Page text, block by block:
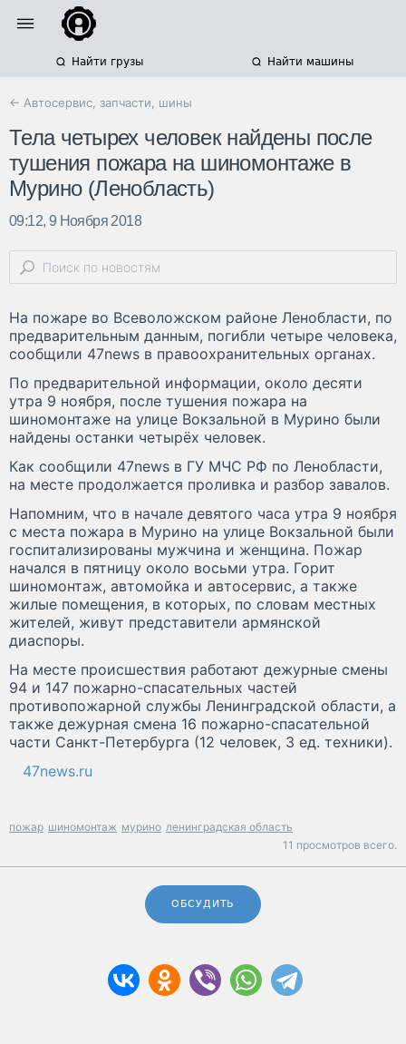
Найти грузы Найти машины
← Автосервис, запчасти, шины
Тела четырех человек найдены после
тушения пожара на шиномонтаже в
Мурино (Ленобласть)
09:12, 9 Ноября 2018
На пожаре во Всеволожском районе Ленобласти, по
предварительным данным, погибли четыре человека,
сообщили 47news в правоохранительных органах.
По предварительной информации, около десяти
утра 9 ноября, после тушения пожара на
шиномонтаже на улице Вокзальной в Мурино были
найдены останки четырёх человек.
Как сообщили 47news в ГУ МЧС РФ по Ленобласти,
на месте продолжается проливка и разбор завалов.
Напомним, что в начале девятого часа утра 9 ноября
с места пожара в Мурино на улице Вокзальной были
госпитализированы мужчина и женщина. Пожар
начался в пятницу около восьми утра. Горит
шиномонтаж, автомойка и автосервис, а также
жилые помещения, в которых, по словам местных
жителей, живут представители армянской
диаспоры.
На месте происшествия работают дежурные смены
94 и 147 пожарно-спасательных частей
противопожарной службы Ленинградской области, а
также дежурная смена 16 пожарно-спасательной
части Санкт-Петербурга (12 человек, 3 ед. техники).
47news.ru
пожар шиномонтаж мурино ленинградская область
11 просмотров всего.
ОБСУДИТЬ